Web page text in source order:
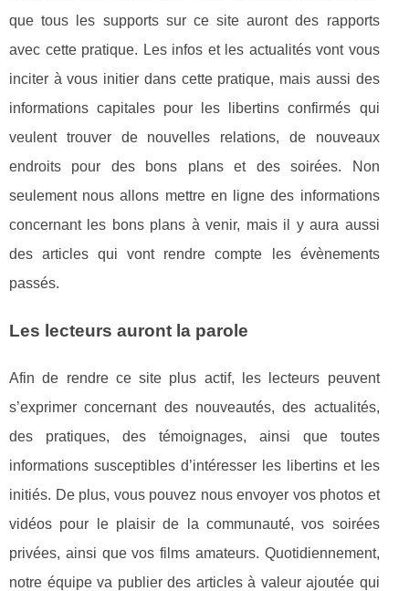
que tous les supports sur ce site auront des rapports
avec cette pratique. Les infos et les actualités vont vous
inciter à vous initier dans cette pratique, mais aussi des
informations capitales pour les libertins confirmés qui
veulent trouver de nouvelles relations, de nouveaux
endroits pour des bons plans et des soirées. Non
seulement nous allons mettre en ligne des informations
concernant les bons plans à venir, mais il y aura aussi
des articles qui vont rendre compte les évènements
passés.
Les lecteurs auront la parole
Afin de rendre ce site plus actif, les lecteurs peuvent
s’exprimer concernant des nouveautés, des actualités,
des pratiques, des témoignages, ainsi que toutes
informations susceptibles d’intéresser les libertins et les
initiés. De plus, vous pouvez nous envoyer vos photos et
vidéos pour le plaisir de la communauté, vos soirées
privées, ainsi que vos films amateurs. Quotidiennement,
notre équipe va publier des articles à valeur ajoutée qui